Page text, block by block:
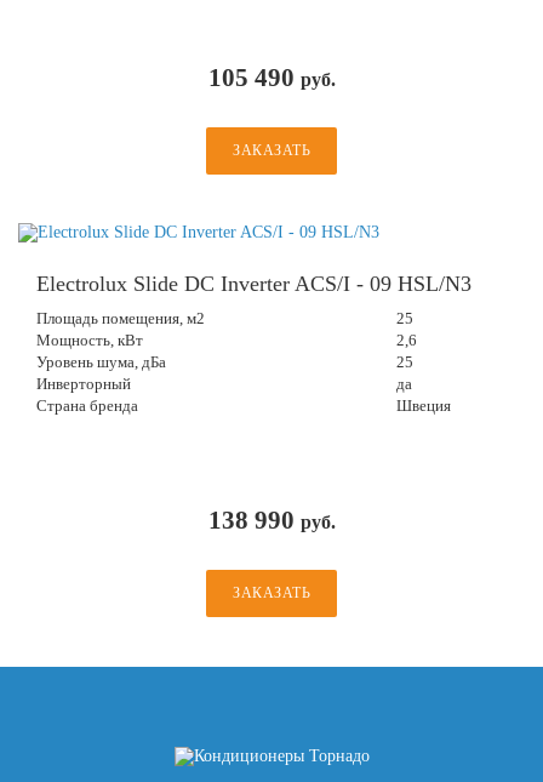
105 490 руб.
ЗАКАЗАТЬ
Electrolux Slide DC Inverter ACS/I - 09 HSL/N3
Площадь помещения, м2
25
Мощность, кВт
2,6
Уровень шума, дБа
25
Инверторный
да
Страна бренда
Швеция
138 990 руб.
ЗАКАЗАТЬ